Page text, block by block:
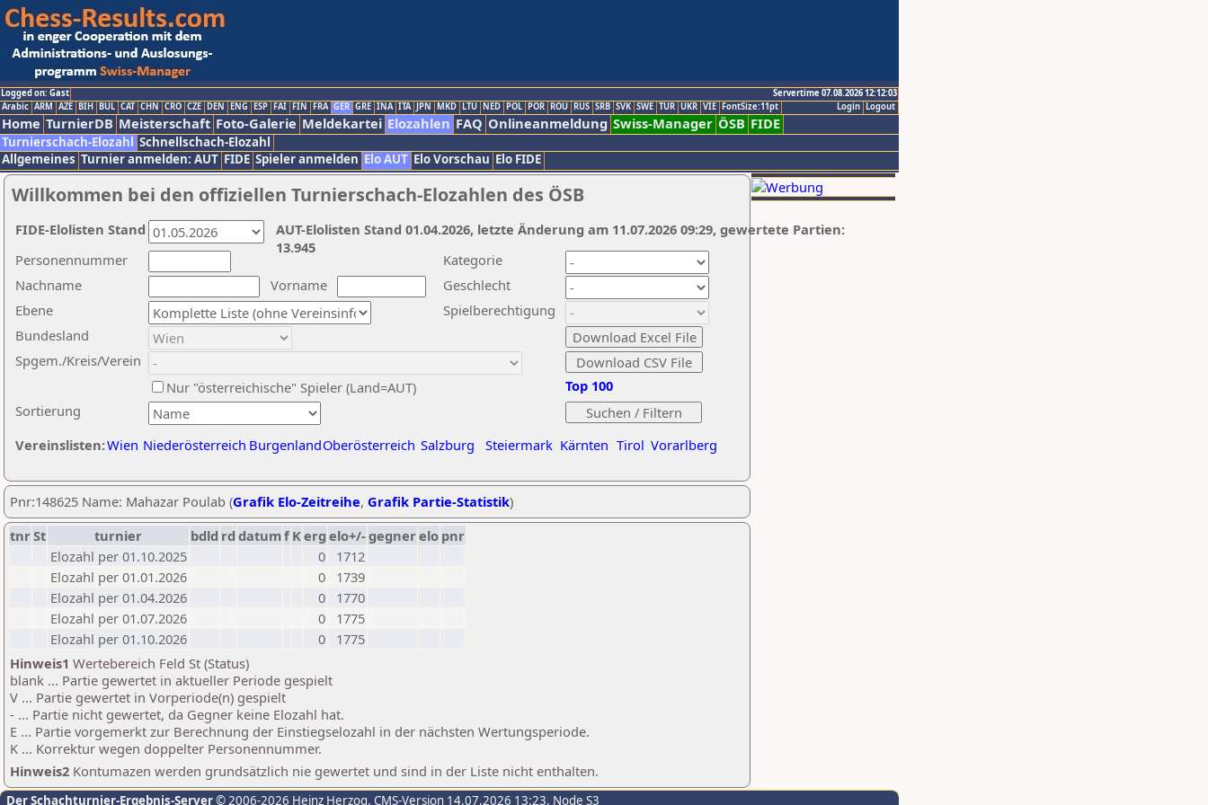
Logged on: Gast
Servertime 07.08.2026 12:12:03
Logout
Login
Arabic ARM AZE BIH BUL CAT CHN CRO CZE DEN ENG ESP FAI FIN FRA GER GRE INA ITA JPN MKD LTU NED POL POR ROU RUS SRB SVK SWE TUR UKR VIE FontSize:11pt
Home TurnierDB Meisterschaft Foto-Galerie Meldekartei Elozahlen FAQ Onlineanmeldung Swiss-Manager ÖSB FIDE
Turnierschach-Elozahl Schnellschach-Elozahl
Allgemeines Turnier anmelden: AUT FIDE Spieler anmelden Elo AUT Elo Vorschau Elo FIDE
Willkommen bei den offiziellen Turnierschach-Elozahlen des ÖSB
Nachname
Vorname
Ebene
Kategorie
Sortierung
Personennummer
Bundesland
Spgem./Kreis/Verein
Geschlecht
Nur "österreichische" Spieler (Land=AUT)
Spielberechtigung
Vereinslisten:Wien Niederösterreich BurgenlandOberösterreich Salzburg Steiermark Kärnten Tirol Vorarlberg
Top 100
AUT-Elolisten Stand 01.04.2026, letzte Änderung am 11.07.2026 09:29, gewertete Partien:
13.945
FIDE-Elolisten Stand
Pnr:148625 Name: Mahazar Poulab (Grafik Elo-Zeitreihe, Grafik Partie-Statistik)
tnrSt turnier bdld rd datumf Kerg elo+/-gegnerelo pnr
Elozahl per 01.10.2025
0
1712
Elozahl per 01.01.2026
0
1739
Elozahl per 01.04.2026
0
1770
Elozahl per 01.07.2026
0
1775
Elozahl per 01.10.2026
0
1775
Hinweis1 Wertebereich Feld St (Status)
blank ... Partie gewertet in aktueller Periode gespielt
V ... Partie gewertet in Vorperiode(n) gespielt
- ... Partie nicht gewertet, da Gegner keine Elozahl hat.
E ... Partie vorgemerkt zur Berechnung der Einstiegselozahl in der nächsten Wertungsperiode.
K ... Korrektur wegen doppelter Personennummer.
Hinweis2 Kontumazen werden grundsätzlich nie gewertet und sind in der Liste nicht enthalten.
Der Schachturnier-Ergebnis-Server© 2006-2026 Heinz Herzog, CMS-Version 14.07.2026 13:23, Node S3